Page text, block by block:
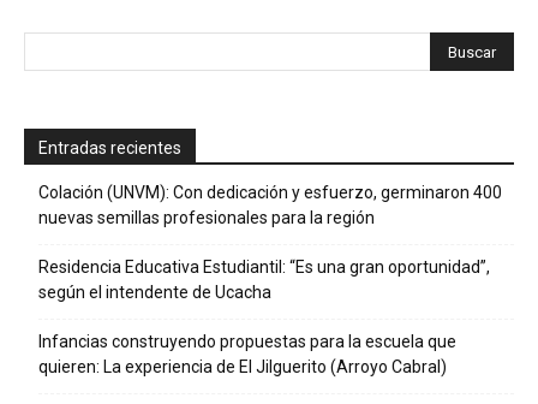
Entradas recientes
Colación (UNVM): Con dedicación y esfuerzo, germinaron 400
nuevas semillas profesionales para la región
Residencia Educativa Estudiantil: “Es una gran oportunidad”,
según el intendente de Ucacha
Infancias construyendo propuestas para la escuela que
quieren: La experiencia de El Jilguerito (Arroyo Cabral)